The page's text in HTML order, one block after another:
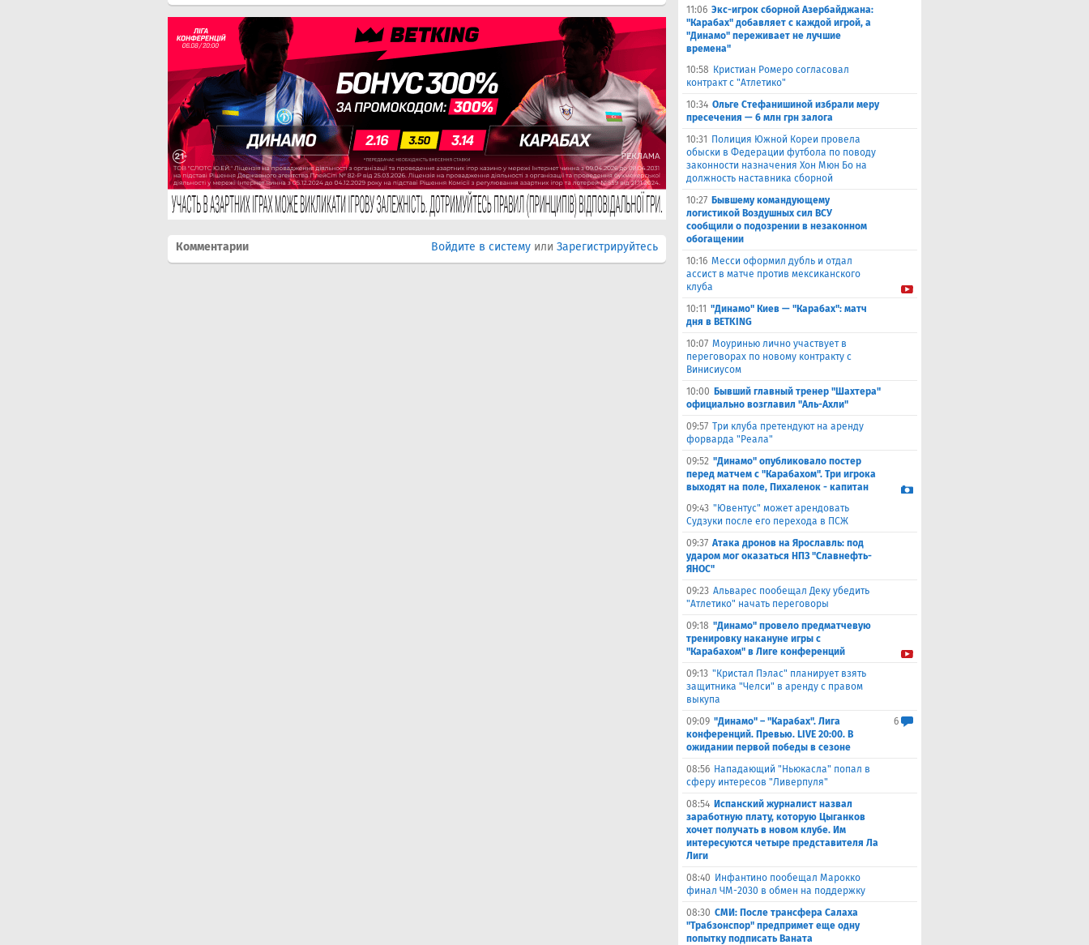
Комментарии Войдите в систему или Зарегистрируйтесь
11:06 Экс-игрок сборной Азербайджана:
"Карабах" добавляет с каждой игрой, а
"Динамо" переживает не лучшие
времена"
10:58 Кристиан Ромеро согласовал
контракт с "Атлетико"
10:34 Ольге Стефанишиной избрали меру
пресечения — 6 млн грн залога
10:31
Полиция Южной Кореи провела
обыски в Федерации футбола по поводу
законности назначения Хон Мюн Бо на
должность наставника сборной
10:27 Бывшему командующему
логистикой Воздушных сил ВСУ
сообщили о подозрении в незаконном
обогащении
10:16 Месси оформил дубль и отдал
ассист в матче против мексиканского
клуба
10:11 "Динамо" Киев — "Карабах": матч
дня в BETKING
10:07 Моуринью лично участвует в
переговорах по новому контракту с
Винисиусом
10:00 Бывший главный тренер "Шахтера"
официально возглавил "Аль-Ахли"
09:57 Три клуба претендуют на аренду
форварда "Реала"
09:52 "Динамо" опубликовало постер
перед матчем с "Карабахом". Три игрока
выходят на поле, Пихаленок - капитан
09:43 "Ювентус" может арендовать
Судзуки после его перехода в ПСЖ
09:37 Атака дронов на Ярославль: под
ударом мог оказаться НПЗ "Славнефть-
ЯНОС"
09:23 Альварес пообещал Деку убедить
"Атлетико" начать переговоры
09:18 "Динамо" провело предматчевую
тренировку накануне игры с
"Карабахом" в Лиге конференций
09:13 "Кристал Пэлас" планирует взять
защитника "Челси" в аренду с правом
выкупа
09:09 "Динамо" – "Карабах". Лига
конференций. Превью. LIVE 20:00. В
ожидании первой победы в сезоне
6
08:56 Нападающий "Ньюкасла" попал в
сферу интересов "Ливерпуля"
08:54 Испанский журналист назвал
заработную плату, которую Цыганков
хочет получать в новом клубе. Им
интересуются четыре представителя Ла
Лиги
08:40 Инфантино пообещал Марокко
финал ЧМ-2030 в обмен на поддержку
08:30 СМИ: После трансфера Салаха
"Трабзонспор" предпримет еще одну
попытку подписать Ваната